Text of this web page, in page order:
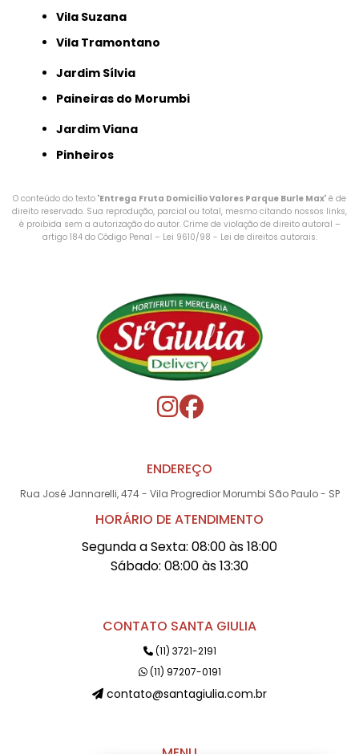
Vila Suzana
Vila Tramontano
Jardim Sílvia
Paineiras do Morumbi
Jardim Viana
Pinheiros
O conteúdo do texto "Entrega Fruta Domicilio Valores Parque Burle Max" é de
direito reservado. Sua reprodução, parcial ou total, mesmo citando nossos links,
é proibida sem a autorização do autor. Crime de violação de direito autoral –
artigo 184 do Código Penal – Lei 9610/98 - Lei de direitos autorais.
ENDEREÇO
Rua José Jannarelli, 474 - Vila Progredior Morumbi São Paulo - SP
HORÁRIO DE ATENDIMENTO
Segunda a Sexta: 08:00 às 18:00
Sábado: 08:00 às 13:30
CONTATO SANTA GIULIA
(11) 3721-2191
(11) 97207-0191
contato@santagiulia.com.br